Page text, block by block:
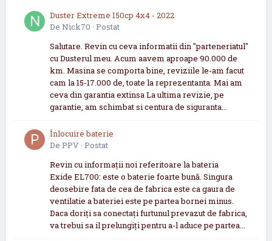
Duster Extreme 150cp 4x4 - 2022
De Nick70 · Postat
Salutare. Revin cu ceva informatii din "parteneriatul"
cu Dusterul meu. Acum aavem aproape 90.000 de
km. Masina se comporta bine, reviziile le-am facut
cam la 15-17.000 de, toate la reprezentanta. Mai am
ceva din garantia extinsa La ultima revizie, pe
garantie, am schimbat si centura de siguranta...
Înlocuire baterie
De PPV · Postat
Revin cu informații noi referitoare la bateria
Exide EL700: este o baterie foarte bună. Singura
deosebire fata de cea de fabrica este ca gaura de
ventilatie a bateriei este pe partea bornei minus.
Daca doriți sa conectați furtunul prevazut de fabrica,
va trebui sa il prelungiți pentru a-l aduce pe partea...